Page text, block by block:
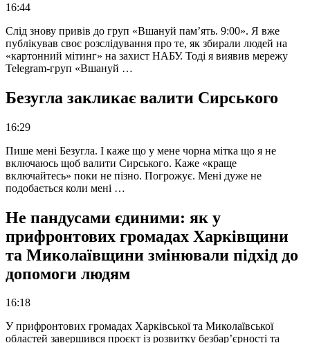
16:44
Слід знову привів до груп «Вшануй пам’ять. 9:00». Я вже
публікував своє розслідування про те, як збирали людей на
«картонний мітинг» на захист НАБУ. Тоді я виявив мережу
Telegram-груп «Вшануй …
Безугла закликає валити Сирського
16:29
Пише мені Безугла. І каже що у мене чорна мітка що я не
включаюсь щоб валити Сирського. Каже «краще
включайтесь» поки не пізно. Погрожує. Мені дуже не
подобається коли мені …
Не пандусами єдиними: як у
прифронтових громадах Харківщини
та Миколаївщини змінювали підхід до
допомоги людям
16:18
У прифронтових громадах Харківської та Миколаївської
областей завершився проєкт із розвитку безбар’єрності та